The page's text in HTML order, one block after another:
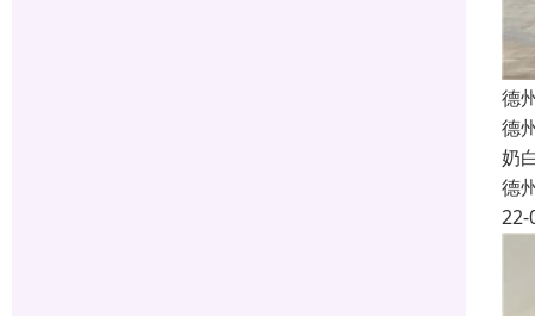
德
德
奶
德
22-